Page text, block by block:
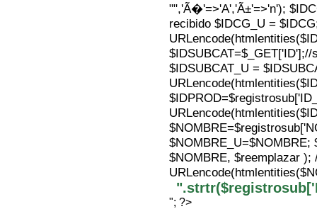
"",'Ã�'=>'A','Ã±'=>'n');
recibido $IDCG_U =
$IDSUBCAT_U =
$NOMBRE, $reemplazar );
"; ?>